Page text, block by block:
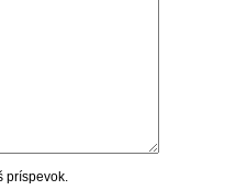
príspevok.